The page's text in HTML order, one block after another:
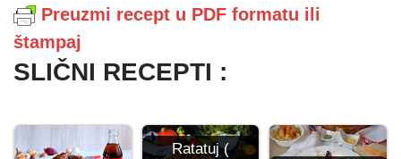
Preuzmi recept u PDF formatu ili
štampaj
SLIČNI RECEPTI :
Ratatuj (